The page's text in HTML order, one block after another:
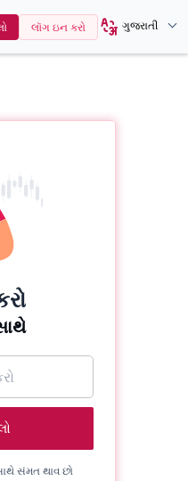
લૉગ ઇન કરો ગુજરાતી
સંમત થાવ છો